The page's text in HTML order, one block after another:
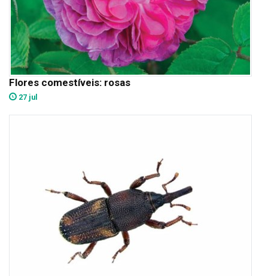
Flores comestíveis: rosas
27 jul